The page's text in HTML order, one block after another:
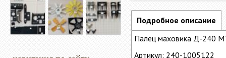
Подробное описание
Палец маховика Д-240
Артикул: 240-1005122